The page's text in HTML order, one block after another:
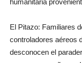
humanitaria
El Pitazo: Familiares
controladores aéreos
desconocen el